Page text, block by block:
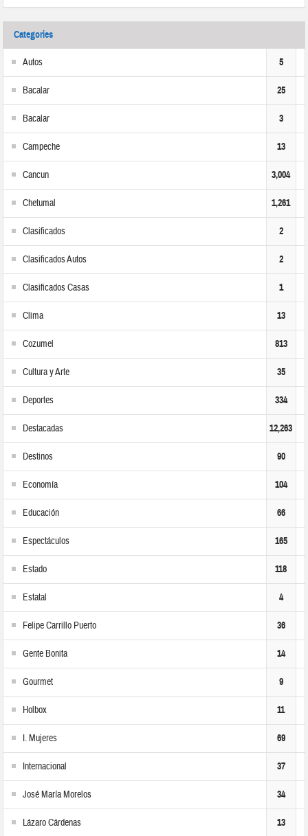
Categories
Autos 5
Bacalar 25
Bacalar 3
Campeche 13
Cancun 3,004
Chetumal 1,261
Clasificados 2
Clasificados Autos 2
Clasificados Casas 1
Clima 13
Cozumel 813
Cultura y Arte 35
Deportes 334
Destacadas 12,263
Destinos 90
Economía 104
Educación 66
Espectáculos 165
Estado 118
Estatal 4
Felipe Carrillo Puerto 36
Gente Bonita 14
Gourmet 9
Holbox 11
I. Mujeres 69
Internacional 37
José María Morelos 34
Lázaro Cárdenas 13